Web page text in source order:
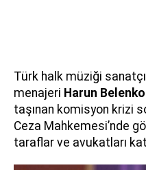
Türk halk müziği
menajeri Harun
taşınan komisyon krizi
Ceza Mahkemesi’nde
taraflar ve avukatları